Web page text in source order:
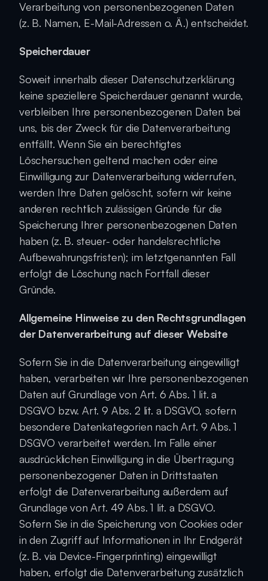
Verarbeitung von personenbezogenen Daten
(z. B. Namen, E-Mail-Adressen o. Ä.) entscheidet.
Speicherdauer
Soweit innerhalb dieser Datenschutzerklärung
keine speziellere Speicherdauer genannt wurde,
verbleiben Ihre personenbezogenen Daten bei
uns, bis der Zweck für die Datenverarbeitung
entfällt. Wenn Sie ein berechtigtes
Löschersuchen geltend machen oder eine
Einwilligung zur Datenverarbeitung widerrufen,
werden Ihre Daten gelöscht, sofern wir keine
anderen rechtlich zulässigen Gründe für die
Speicherung Ihrer personenbezogenen Daten
haben (z. B. steuer- oder handelsrechtliche
Aufbewahrungsfristen); im letztgenannten Fall
erfolgt die Löschung nach Fortfall dieser
Gründe.
Allgemeine Hinweise zu den Rechtsgrundlagen
der Datenverarbeitung auf dieser Website
Sofern Sie in die Datenverarbeitung eingewilligt
haben, verarbeiten wir Ihre personenbezogenen
Daten auf Grundlage von Art. 6 Abs. 1 lit. a
DSGVO bzw. Art. 9 Abs. 2 lit. a DSGVO, sofern
besondere Datenkategorien nach Art. 9 Abs. 1
DSGVO verarbeitet werden. Im Falle einer
ausdrücklichen Einwilligung in die Übertragung
personenbezogener Daten in Drittstaaten
erfolgt die Datenverarbeitung außerdem auf
Grundlage von Art. 49 Abs. 1 lit. a DSGVO.
Sofern Sie in die Speicherung von Cookies oder
in den Zugriff auf Informationen in Ihr Endgerät
(z. B. via Device-Fingerprinting) eingewilligt
haben, erfolgt die Datenverarbeitung zusätzlich